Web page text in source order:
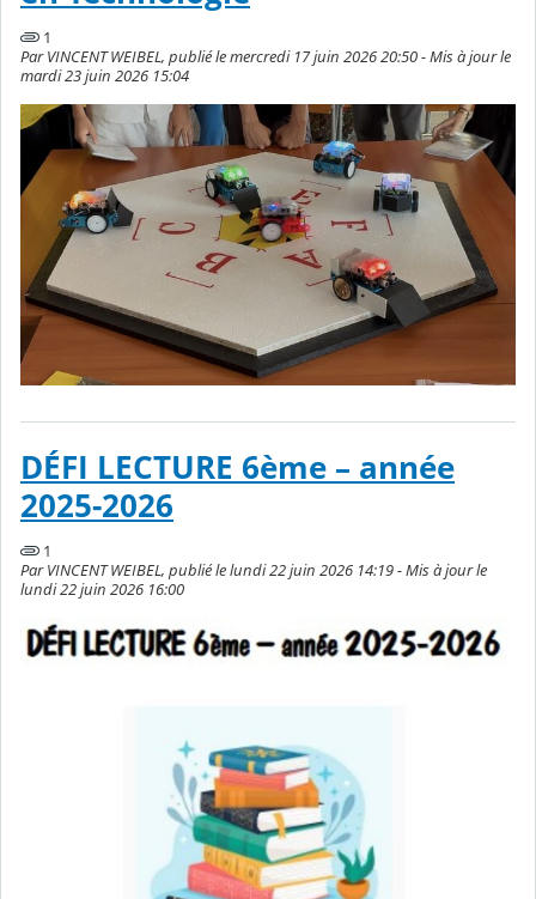
1
Par VINCENT WEIBEL, publié le mercredi 17 juin 2026 20:50 - Mis à jour le
mardi 23 juin 2026 15:04
DÉFI LECTURE 6ème – année
2025-2026
1
Par VINCENT WEIBEL, publié le lundi 22 juin 2026 14:19 - Mis à jour le
lundi 22 juin 2026 16:00